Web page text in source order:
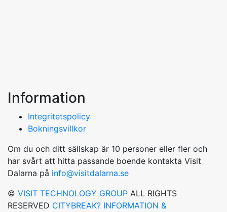
Information
Integritetspolicy
Bokningsvillkor
Om du och ditt sällskap är 10 personer eller fler och
har svårt att hitta passande boende kontakta Visit
Dalarna på info@visitdalarna.se
© VISIT TECHNOLOGY GROUP ALL RIGHTS
RESERVED CITYBREAK? INFORMATION &